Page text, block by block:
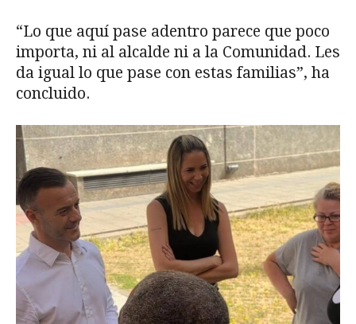
“Lo que aquí pase adentro parece que poco
importa, ni al alcalde ni a la Comunidad. Les
da igual lo que pase con estas familias”, ha
concluido.